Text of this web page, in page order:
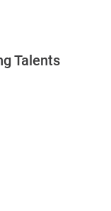
Talents